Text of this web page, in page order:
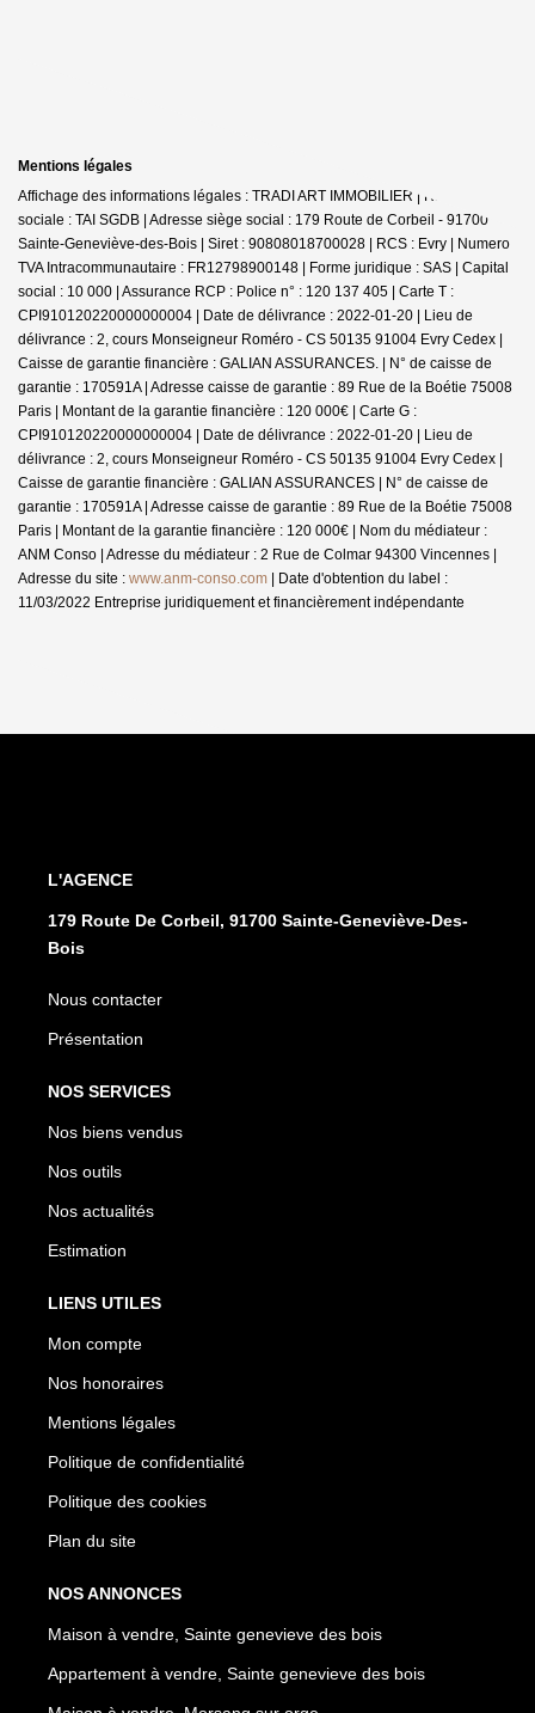
Mentions légales
Affichage des informations légales : TRADI ART IMMOBILIER | Raison
sociale : TAI SGDB | Adresse siège social : 179 Route de Corbeil - 91700
Sainte-Geneviève-des-Bois | Siret : 90808018700028 | RCS : Evry | Numero
TVA Intracommunautaire : FR12798900148 | Forme juridique : SAS | Capital
social : 10 000 | Assurance RCP : Police n° : 120 137 405 | Carte T :
CPI910120220000000004 | Date de délivrance : 2022-01-20 | Lieu de
délivrance : 2, cours Monseigneur Roméro - CS 50135 91004 Evry Cedex |
Caisse de garantie financière : GALIAN ASSURANCES. | N° de caisse de
garantie : 170591A | Adresse caisse de garantie : 89 Rue de la Boétie 75008
Paris | Montant de la garantie financière : 120 000€ | Carte G :
CPI910120220000000004 | Date de délivrance : 2022-01-20 | Lieu de
délivrance : 2, cours Monseigneur Roméro - CS 50135 91004 Evry Cedex |
Caisse de garantie financière : GALIAN ASSURANCES | N° de caisse de
garantie : 170591A | Adresse caisse de garantie : 89 Rue de la Boétie 75008
Paris | Montant de la garantie financière : 120 000€ | Nom du médiateur :
ANM Conso | Adresse du médiateur : 2 Rue de Colmar 94300 Vincennes |
Adresse du site : www.anm-conso.com | Date d'obtention du label :
11/03/2022 Entreprise juridiquement et financièrement indépendante
L'AGENCE
179 Route De Corbeil, 91700 Sainte-Geneviève-Des-
Bois
Nous contacter
Présentation
NOS SERVICES
Nos biens vendus
Nos outils
Nos actualités
Estimation
LIENS UTILES
Mon compte
Nos honoraires
Mentions légales
Politique de confidentialité
Politique des cookies
Plan du site
NOS ANNONCES
Maison à vendre, Sainte genevieve des bois
Appartement à vendre, Sainte genevieve des bois